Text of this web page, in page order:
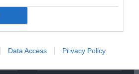
Data Access Privacy Policy